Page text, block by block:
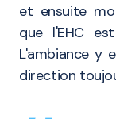
et ensuite
que l'EHC
L'ambiance y
direction